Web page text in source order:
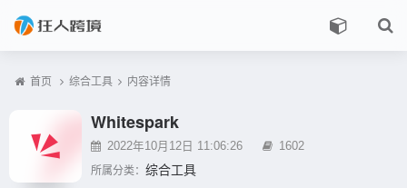
首页 综合工具 内容详情
Whitespark
2022年10月12日 11:06:26
1602
所属分类： 综合工具